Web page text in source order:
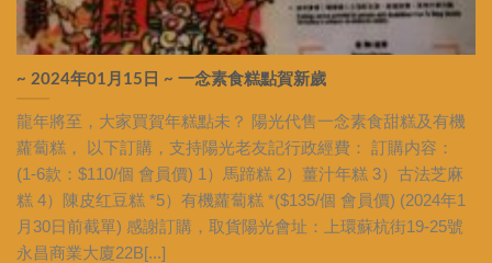
~ 2024年01月15日 ~ 一念素食糕點賀新歲
龍年將至，大家買賀年糕點未？ 陽光代售一念素食甜糕及有機
蘿蔔糕， 以下訂購，支持陽光老友記行政經費： 訂購内容：
(1-6款：$110/個 會員價) 1）馬蹄糕 2）薑汁年糕 3）古法芝麻
糕 4）陳皮红豆糕 *5）有機蘿蔔糕 *($135/個 會員價) (2024年1
月30日前截單) 感謝訂購，取貨陽光會址：上環蘇杭街19-25號
永昌商業大廈22B[...]